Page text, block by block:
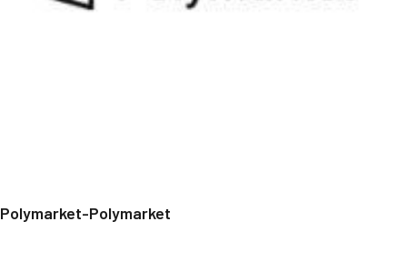
Polymarket-Polymarket